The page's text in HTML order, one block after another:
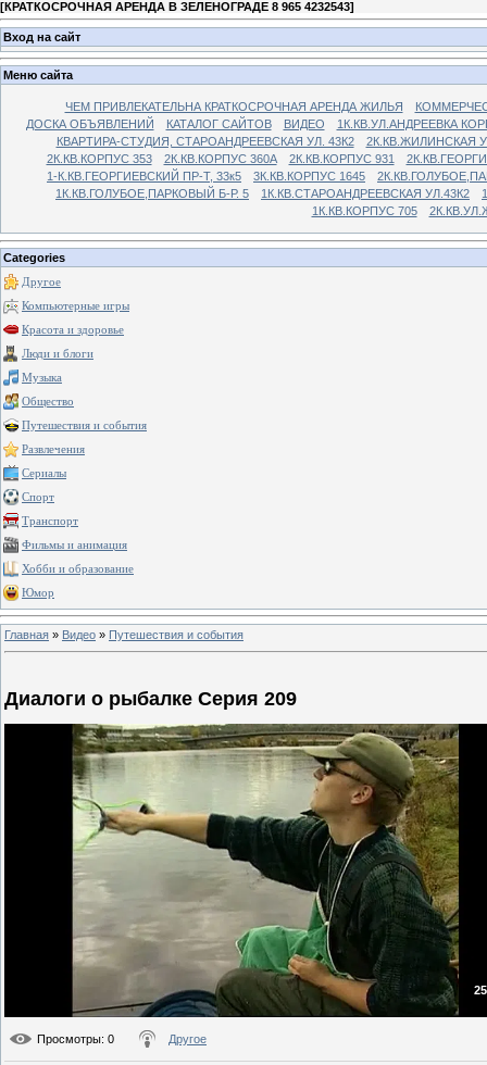
[КРАТКОСРОЧНАЯ АРЕНДА В ЗЕЛЕНОГРАДЕ 8 965 4232543]
Вход на сайт
Меню сайта
ЧЕМ ПРИВЛЕКАТЕЛЬНА КРАТКОСРОЧНАЯ АРЕНДА ЖИЛЬЯ
ДОСКА ОБЪЯВЛЕНИЙ
КАТАЛОГ САЙТОВ ВИДЕО
1К.КВ.УЛ.АНДРЕЕВКА
КВАРТИРА-СТУДИЯ, СТАРОАНДРЕЕВСКАЯ УЛ. 43К2
2К.КВ.ЖИЛИНСКАЯ
2К.КВ.КОРПУС 353
2К.КВ.КОРПУС 360А 2К.КВ.КОРПУС 931
1-К.КВ.ГЕОРГИЕВСКИЙ ПР-Т, 33к5
3К.КВ.КОРПУС 1645
1К.КВ.ГОЛУБОЕ,ПАРКОВЫЙ Б-Р. 5
1К.КВ.СТАРОАНДРЕЕВСКАЯ УЛ.43К2
1К.КВ.КОРПУС 705
Categories
Другое
Компьютерные игры
Красота и здоровье
Люди и блоги
Музыка
Общество
Путешествия и события
Развлечения
Сериалы
Спорт
Транспорт
Фильмы и анимация
Хобби и образование
Юмор
Главная » Видео » Путешествия и события
Диалоги о рыбалке Серия 209
Просмотры: 0 Другое